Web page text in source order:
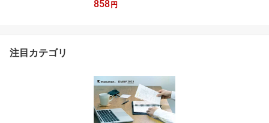
クロッキー紙 100枚 SS-
858 円
注目カテゴリ